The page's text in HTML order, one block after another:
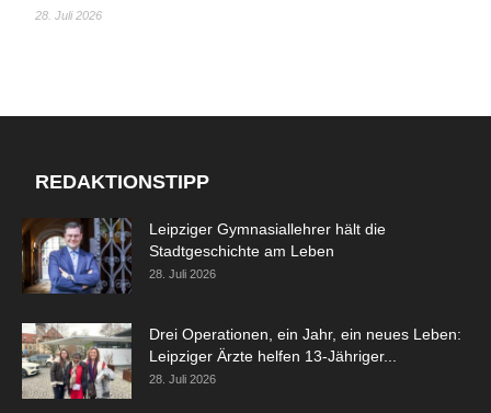
28. Juli 2026
REDAKTIONSTIPP
Leipziger Gymnasiallehrer hält die
Stadtgeschichte am Leben
28. Juli 2026
Drei Operationen, ein Jahr, ein neues Leben:
Leipziger Ärzte helfen 13-Jähriger...
28. Juli 2026